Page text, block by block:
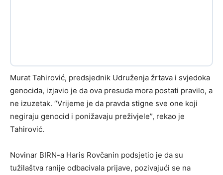
Murat Tahirović, predsjednik Udruženja žrtava i svjedoka
genocida, izjavio je da ova presuda mora postati pravilo, a
ne izuzetak. “Vrijeme je da pravda stigne sve one koji
negiraju genocid i ponižavaju preživjele”, rekao je
Tahirović.
Novinar BIRN-a Haris Rovčanin podsjetio je da su
tužilaštva ranije odbacivala prijave, pozivajući se na